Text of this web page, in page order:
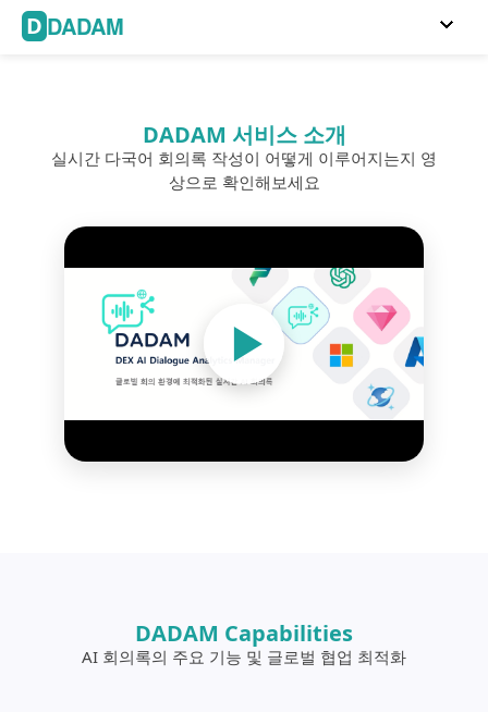
D DADAM
DADAM 서비스 소개
실시간 다국어 회의록 작성이 어떻게 이루어지는지 영
상으로 확인해보세요
DADAM Capabilities
AI 회의록의 주요 기능 및 글로벌 협업 최적화